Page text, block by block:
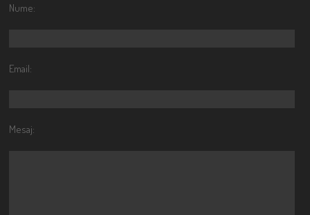
Nume:
Email:
Mesaj: